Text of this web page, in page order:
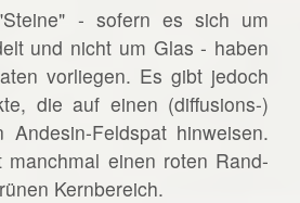
- sofern es sich um
und nicht um Glas - haben
vorliegen. Es gibt jedoch
die auf einen (diffusions-)
Andesin-Feldspat hinweisen.
manchmal einen roten Rand-
Kernbereich.